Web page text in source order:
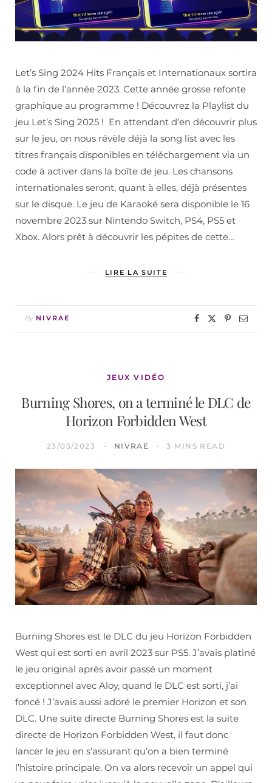
Let’s Sing 2024 Hits Français et Internationaux sortira
à la fin de l’année 2023. Cette année grosse refonte
graphique au programme ! Découvrez la Playlist du
jeu Let’s Sing 2025 ! En attendant d’en découvrir plus
sur le jeu, on nous révèle déjà la song list avec les
titres français disponibles en téléchargement via un
code à activer dans la boîte de jeu. Les chansons
internationales seront, quant à elles, déjà présentes
sur le disque. Le jeu de Karaoké sera disponible le 16
novembre 2023 sur Nintendo Switch, PS4, PS5 et
Xbox. Alors prêt à découvrir les pépites de cette…
LIRE LA SUITE
By NIVRAE
JEUX VIDÉO
Burning Shores, on a terminé le DLC de
Horizon Forbidden West
23/05/2023 NIVRAE 3 MINS READ
Burning Shores est le DLC du jeu Horizon Forbidden
West qui est sorti en avril 2023 sur PS5. J’avais platiné
le jeu original après avoir passé un moment
exceptionnel avec Aloy, quand le DLC est sorti, j’ai
foncé ! J’avais aussi adoré le premier Horizon et son
DLC. Une suite directe Burning Shores est la suite
directe de Horizon Forbidden West, il faut donc
lancer le jeu en s’assurant qu’on a bien terminé
l’histoire principale. On va alors recevoir un appel qui